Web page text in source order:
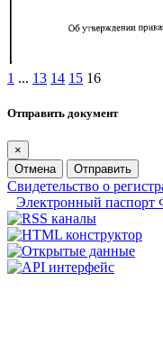
1 ... 13 14 15 16
Отправить документ
×
Отмена
Отправить
Свидетельство о
Электронный